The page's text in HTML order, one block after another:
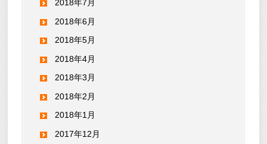
2018年7月
2018年6月
2018年5月
2018年4月
2018年3月
2018年2月
2018年1月
2017年12月